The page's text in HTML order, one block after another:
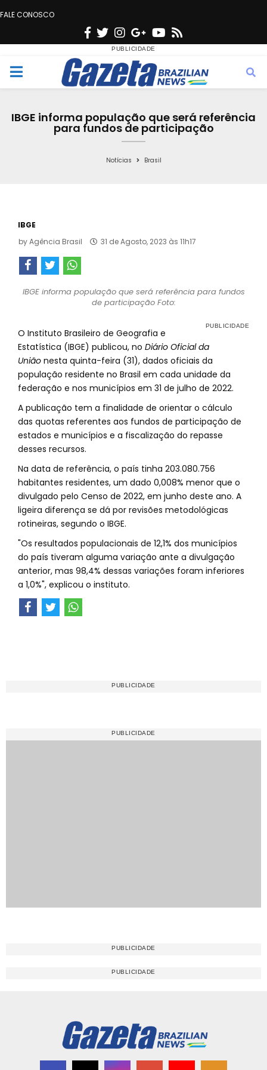
FALE CONOSCO
F
c
e
o
T
w
i
t
e
n
s
t
g
r
a
G
o
o
g
e
Y
u
t
b
s
M
IBGE informa população que será referência
para fundos de participação
Notícias Brasil
IBGE
byAgência Brasil 31 de Agosto, 2023 às 11h17
IBGE informa população que será referência para fundos
de participação Foto:
O Instituto Brasileiro de Geografia e
Estatística (IBGE) publicou, no Diário Oficial da
União nesta quinta-feira (31), dados oficiais da
população residente no Brasil em cada unidade da
federação e nos municípios em 31 de julho de 2022.
A publicação tem a finalidade de orientar o cálculo
das quotas referentes aos fundos de participação de
estados e municípios e a fiscalização do repasse
desses recursos.
Na data de referência, o país tinha 203.080.756
habitantes residentes, um dado 0,008% menor que o
divulgado pelo Censo de 2022, em junho deste ano. A
ligeira diferença se dá por revisões metodológicas
rotineiras, segundo o IBGE.
"Os resultados populacionais de 12,1% dos municípios
do país tiveram alguma variação ante a divulgação
anterior, mas 98,4% dessas variações foram inferiores
a 1,0%", explicou o instituto.